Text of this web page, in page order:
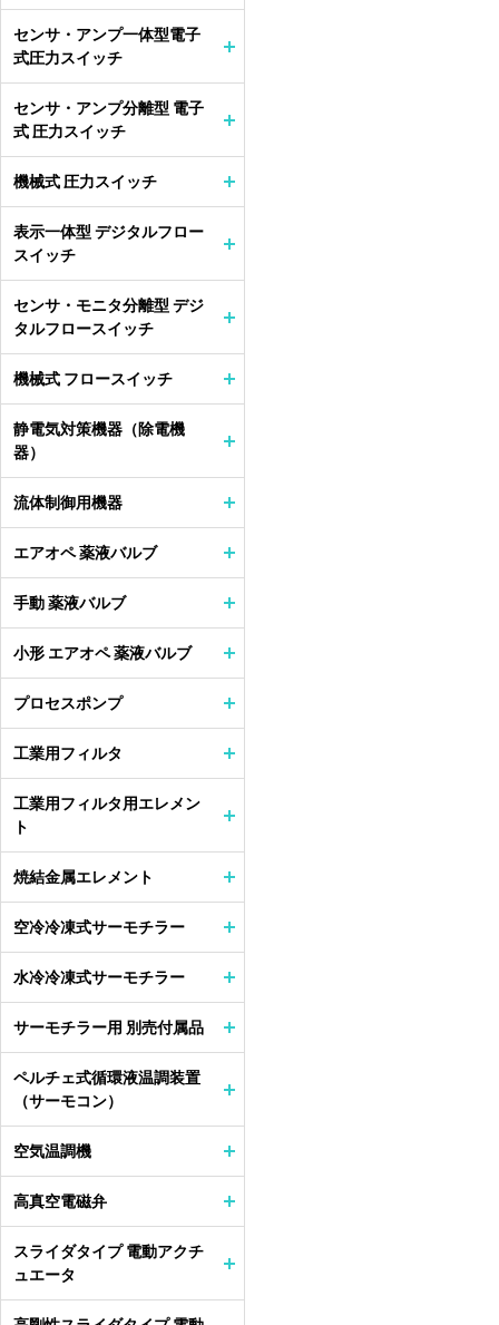
センサ・アンプ一体型電子
式圧力スイッチ
センサ・アンプ分離型 電子
式 圧力スイッチ
機械式 圧力スイッチ
表示一体型 デジタルフロー
スイッチ
センサ・モニタ分離型 デジ
タルフロースイッチ
機械式 フロースイッチ
静電気対策機器（除電機
器）
流体制御用機器
エアオペ 薬液バルブ
手動 薬液バルブ
小形 エアオペ 薬液バルブ
プロセスポンプ
工業用フィルタ
工業用フィルタ用エレメン
ト
焼結金属エレメント
空冷冷凍式サーモチラー
水冷冷凍式サーモチラー
サーモチラー用 別売付属品
ペルチェ式循環液温調装置
（サーモコン）
空気温調機
高真空電磁弁
スライダタイプ 電動アクチ
ュエータ